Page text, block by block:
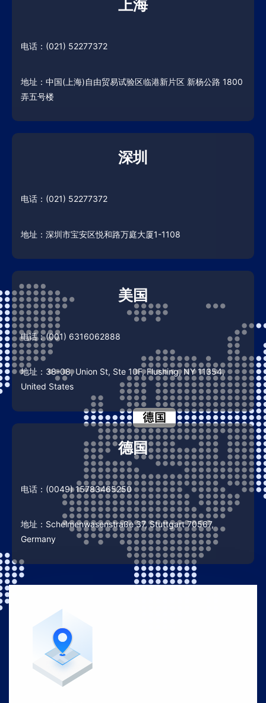
上海
电话：(021) 52277372
地址：中国(上海)自由贸易试验区临港新片区 新杨公路 1800
弄五号楼
深圳
电话：(021) 52277372
地址：深圳市宝安区悦和路万庭大厦1-1108
美国
电话：(001) 6316062888
地址：38-08, Union St, Ste 10F, Flushing, NY 11354,
United States
德国
电话：(0049) 15783465250
地址：Schelmenwasenstraße 37, Stuttgart 70567,
Germany